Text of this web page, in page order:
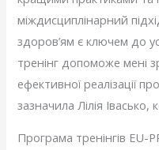
міждисциплінарний
здоров’ям є ключем до
тренінг допоможе мені
ефективної реалізації
зазначила Лілія
Програма тренінгів EU-